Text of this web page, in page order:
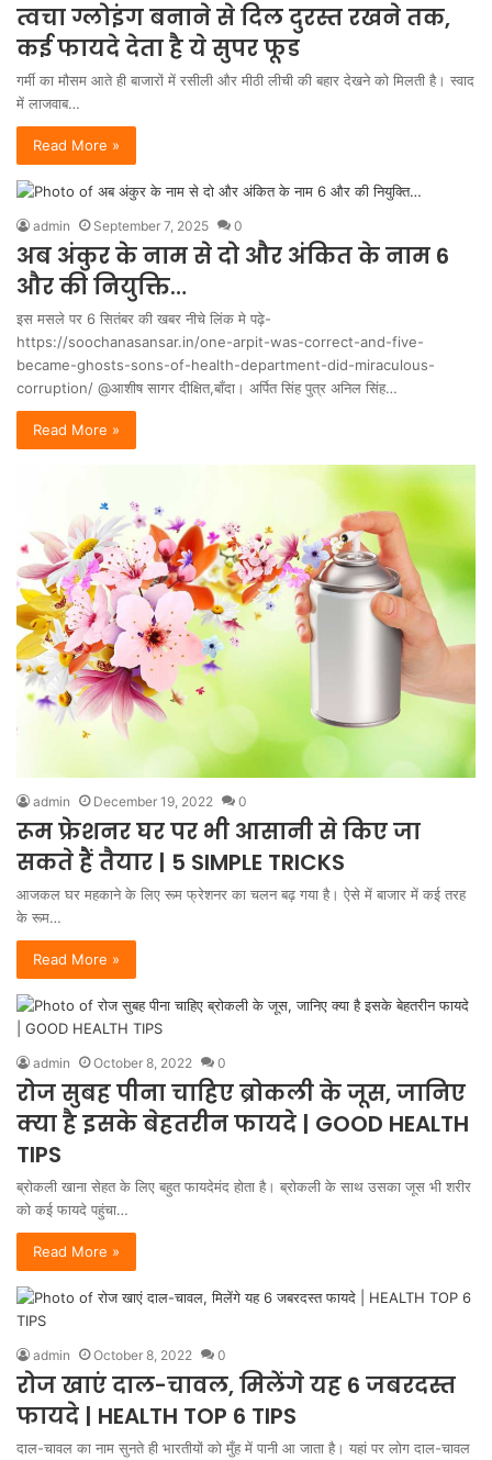
त्वचा ग्लोइंग बनाने से दिल दुरस्त रखने तक,
कई फायदे देता है ये सुपर फूड
गर्मी का मौसम आते ही बाजारों में रसीली और मीठी लीची की बहार देखने को मिलती है। स्वाद
में लाजवाब…
Read More »
admin September 7, 2025 0
अब अंकुर के नाम से दो और अंकित के नाम 6
और की नियुक्ति…
इस मसले पर 6 सितंबर की खबर नीचे लिंक मे पढ़े-
https://soochanasansar.in/one-arpit-was-correct-and-five-
became-ghosts-sons-of-health-department-did-miraculous-
corruption/ @आशीष सागर दीक्षित,बाँदा। अर्पित सिंह पुत्र अनिल सिंह…
Read More »
admin December 19, 2022 0
रूम फ्रेशनर घर पर भी आसानी से किए जा
सकते हैं तैयार | 5 SIMPLE TRICKS
आजकल घर महकाने के लिए रूम फ्रेशनर का चलन बढ़ गया है। ऐसे में बाजार में कई तरह
के रूम…
Read More »
admin October 8, 2022 0
रोज सुबह पीना चाहिए ब्रोकली के जूस, जानिए
क्या है इसके बेहतरीन फायदे | GOOD HEALTH
TIPS
ब्रोकली खाना सेहत के लिए बहुत फायदेमंद होता है। ब्रोकली के साथ उसका जूस भी शरीर
को कई फायदे पहुंचा…
Read More »
admin October 8, 2022 0
रोज खाएं दाल-चावल, मिलेंगे यह 6 जबरदस्त
फायदे | HEALTH TOP 6 TIPS
दाल-चावल का नाम सुनते ही भारतीयों को मुँह में पानी आ जाता है। यहां पर लोग दाल-चावल